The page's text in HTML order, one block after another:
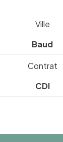
Ville
Baud
Contrat
CDI